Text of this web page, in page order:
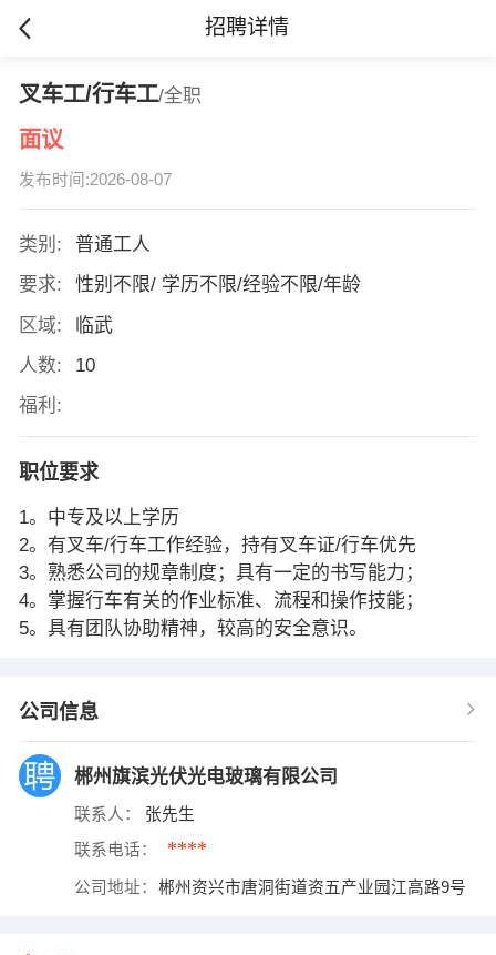
招聘详情
叉车工/行车工/全职
面议
发布时间:2026-08-07
类别:
普通工人
要求:
性别不限/ 学历不限/经验不限/年龄
区域:
临武
人数:
10
福利:
职位要求
1。中专及以上学历
2。有叉车/行车工作经验，持有叉车证/行车优先
3。熟悉公司的规章制度；具有一定的书写能力；
4。掌握行车有关的作业标准、流程和操作技能；
5。具有团队协助精神，较高的安全意识。
公司信息
郴州旗滨光伏光电玻璃有限公司
联系人： 张先生
联系电话： ****
公司地址： 郴州资兴市唐洞街道资五产业园江高路9号